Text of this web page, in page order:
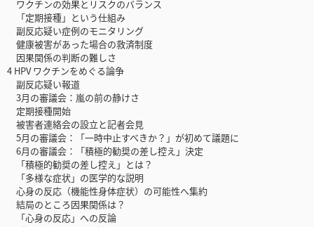
ワクチンの効果とリスクのバランス
「定期接種」という仕組み
副反応疑い症例のモニタリング
健康被害があった場合の救済制度
因果関係の判断の難しさ
4 HPV ワクチンをめぐる論争
副反応疑い報道
3月の審議会：嵐の前の静けさ
定期接種開始
被害者連絡会の設立と記者会見
5月の審議会：「一時中止すべきか？」が初めて議題に
6月の審議会：「積極的勧奨の差し控え」決定
「積極的勧奨の差し控え」とは？
「多様な症状」の医学的な説明
心身の反応（機能性身体症状）の可能性へ集約
結局のところ因果関係は？
「心身の反応」への反論